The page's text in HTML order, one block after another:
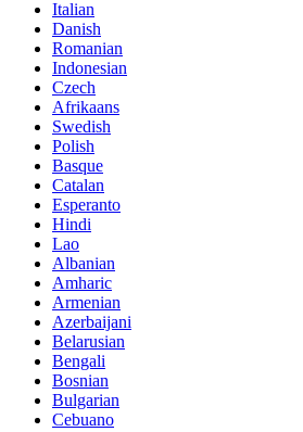
Italian
Danish
Romanian
Indonesian
Czech
Afrikaans
Swedish
Polish
Basque
Catalan
Esperanto
Hindi
Lao
Albanian
Amharic
Armenian
Azerbaijani
Belarusian
Bengali
Bosnian
Bulgarian
Cebuano